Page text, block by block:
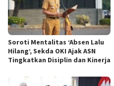
Soroti Mentalitas ‘Absen Lalu
Hilang’, Sekda OKI Ajak ASN
Tingkatkan Disiplin dan Kinerja